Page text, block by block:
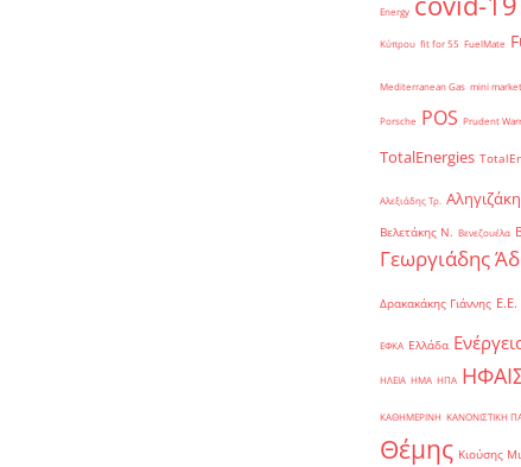
Energy
Κύπρου fit for 55 FuelMate
Mediterranean Gas mini market
Porsche POS Prudent
TotalEnergies
Αλεξιάδης Τρ.
Βελετάκης Ν. Βενεζουέλα
Γεωργιάδης
Δρακακάκης Γιάννης Ε.Ε.
ΕΦΚΑ Ελλάδα
ΗΛΕΙΑ ΗΜΑ ΗΠΑ
ΚΑΘΗΜΕΡΙΝΗ ΚΑΝΟΝΙΣΤΙΚΗ
Θέμης Κιούσης